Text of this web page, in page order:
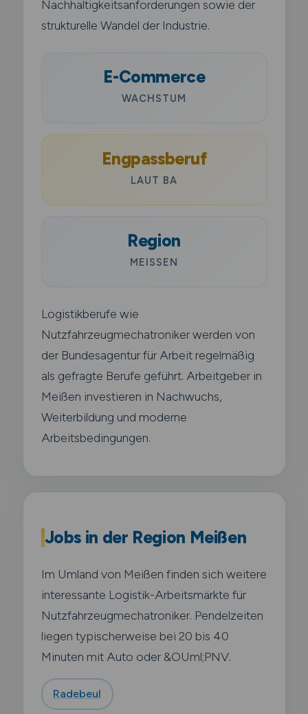
Nachhaltigkeitsanforderungen sowie der
strukturelle Wandel der Industrie.
E-Commerce
WACHSTUM
Engpassberuf
LAUT BA
Region
MEISSEN
Logistikberufe wie
Nutzfahrzeugmechatroniker werden von
der Bundesagentur für Arbeit regelmäßig
als gefragte Berufe geführt. Arbeitgeber in
Meißen investieren in Nachwuchs,
Weiterbildung und moderne
Arbeitsbedingungen.
Jobs in der Region Meißen
Im Umland von Meißen finden sich weitere
interessante Logistik-Arbeitsmärkte für
Nutzfahrzeugmechatroniker. Pendelzeiten
liegen typischerweise bei 20 bis 40
Minuten mit Auto oder &OUml;PNV.
Radebeul